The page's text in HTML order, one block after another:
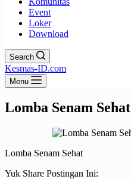
Event
Loker
Download
Search
Kesmas-ID.com
Menu
Lomba Senam Sehat
Lomba Senam Sehat
Yuk Share Postingan Ini: